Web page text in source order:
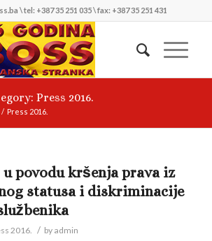
\ tel: +387 35 251 035 \ fax: +387 35 251 431
Press 2016.
/ Press 2016.
u povodu kršenja prava iz
statusa i diskriminacije
2016. / by admin